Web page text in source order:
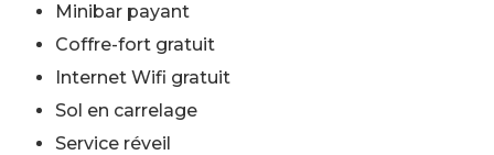
Minibar payant
Coffre-fort gratuit
Internet Wifi gratuit
Sol en carrelage
Service réveil